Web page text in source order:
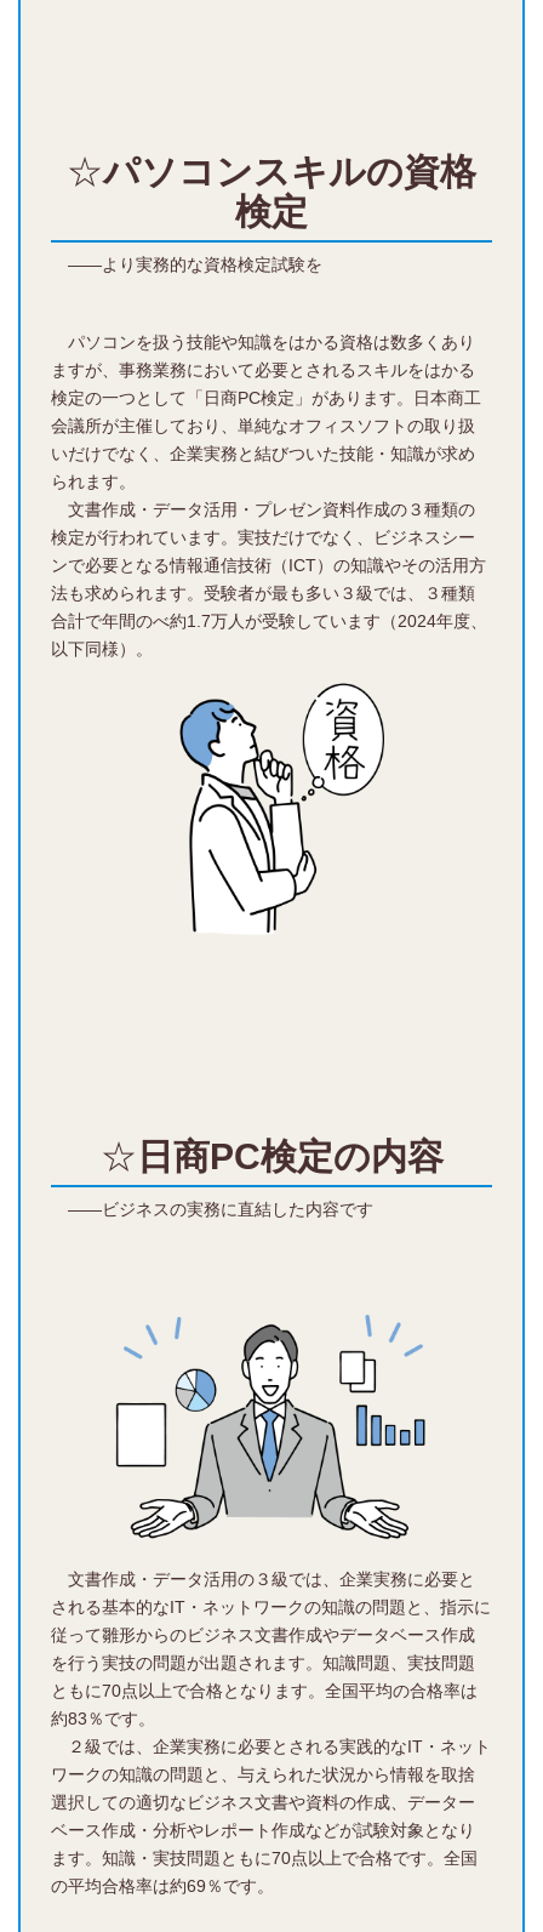
☆パソコンスキルの資格
検定
――より実務的な資格検定試験を
パソコンを扱う技能や知識をはかる資格は数多くあり
ますが、事務業務において必要とされるスキルをはかる
検定の一つとして「日商PC検定」があります。日本商工
会議所が主催しており、単純なオフィスソフトの取り扱
いだけでなく、企業実務と結びついた技能・知識が求め
られます。
文書作成・データ活用・プレゼン資料作成の３種類の
検定が行われています。実技だけでなく、ビジネスシー
ンで必要となる情報通信技術（ICT）の知識やその活用方
法も求められます。受験者が最も多い３級では、３種類
合計で年間のべ約1.7万人が受験しています（2024年度、
以下同様）。
☆ 日商PC検定の内容
――ビジネスの実務に直結した内容です
文書作成・データ活用の３級では、企業実務に必要と
される基本的なIT・ネットワークの知識の問題と、指示に
従って雛形からのビジネス文書作成やデータベース作成
を行う実技の問題が出題されます。知識問題、実技問題
ともに70点以上で合格となります。全国平均の合格率は
約83％です。
２級では、企業実務に必要とされる実践的なIT・ネット
ワークの知識の問題と、与えられた状況から情報を取捨
選択しての適切なビジネス文書や資料の作成、データー
ベース作成・分析やレポート作成などが試験対象となり
ます。知識・実技問題ともに70点以上で合格です。全国
の平均合格率は約69％です。